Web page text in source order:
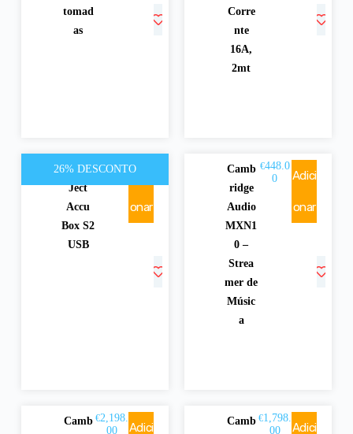
tomad
as
Corre
nte
16A,
2mt
26% DESCONTO
Pro-
Ject
Accu
Box S2
USB
€145.00
Adici
onar
Camb
ridge
Audio
MXN1
0 –
Strea
mer de
Músic
a
€448.0
0
Adici
onar
Camb €2,198.
00
Adici Camb €1,798.
00
Adici